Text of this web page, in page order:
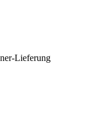
Lieferung